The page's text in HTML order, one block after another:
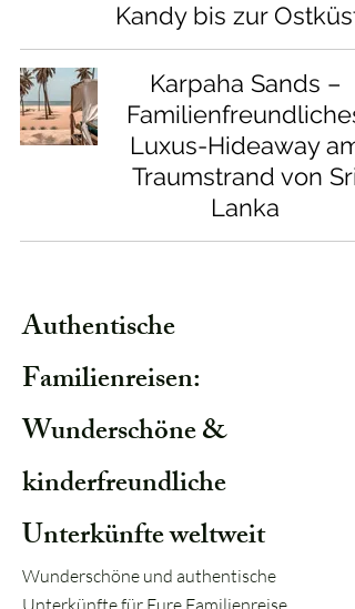
Kandy bis zur
Karpaha Sands –
Familienfreundliches
Luxus-Hideaway am
Traumstrand von Sri
Lanka
Authentische
Familienreisen:
Wunderschöne &
kinderfreundliche
Unterkünfte weltweit
Wunderschöne und authentische
Unterkünfte für Eure Familienreise